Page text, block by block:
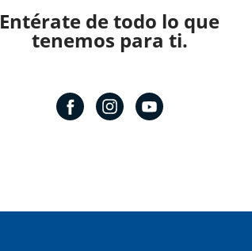
Entérate de todo lo que
tenemos para ti.